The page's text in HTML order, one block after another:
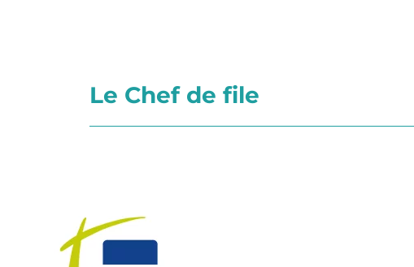
Le Chef de file